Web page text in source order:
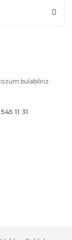
bulabiliriz
11 31